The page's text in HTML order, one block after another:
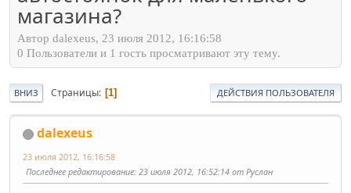
магазина?
Автор dalexeus, 23 июля 2012, 16:16:58
0 Пользователи и 1 гость просматривают эту тему.
ВНИЗ Страницы 1 ДЕЙСТВИЯ ПОЛЬЗОВАТЕЛЯ
dalexeus
23 июля 2012, 16:16:58
Последнее редактирование: 23 июля 2012, 16:52:14 от Руслан